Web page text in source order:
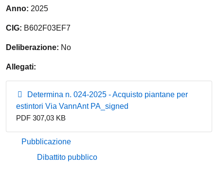
Anno: 2025
CIG: B602F03EF7
Deliberazione: No
Allegati:
Determina n. 024-2025 - Acquisto piantane per
estintori Via VannAnt PA_signed
PDF 307,03 KB
Pubblicazione
Dibattito pubblico